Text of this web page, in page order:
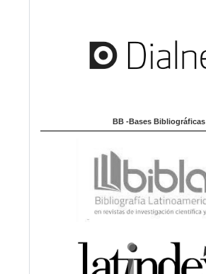
BB -Bases Bibliográficas